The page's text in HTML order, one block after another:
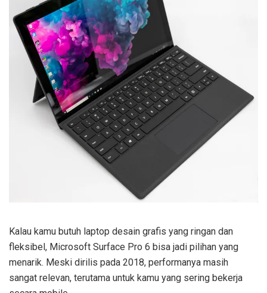
Kalau kamu butuh laptop desain grafis yang ringan dan
fleksibel, Microsoft Surface Pro 6 bisa jadi pilihan yang
menarik. Meski dirilis pada 2018, performanya masih
sangat relevan, terutama untuk kamu yang sering bekerja